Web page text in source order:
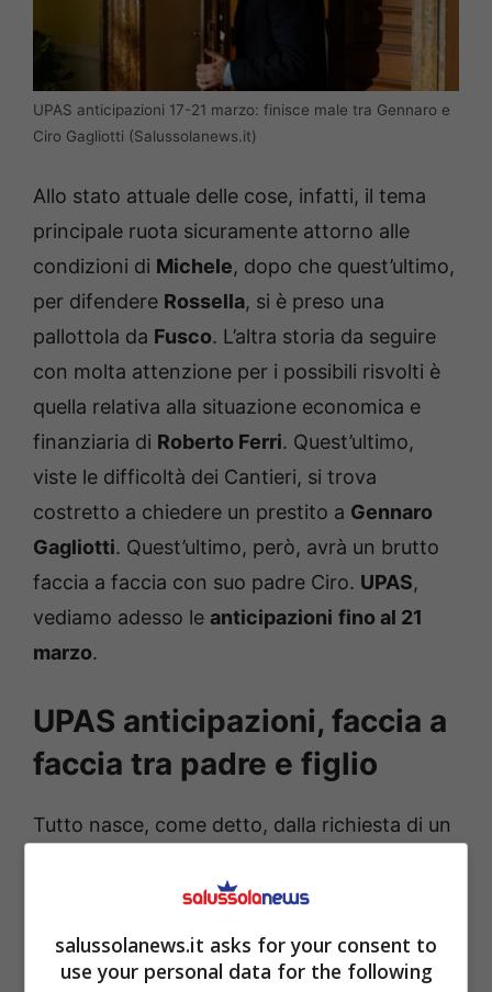
UPAS anticipazioni 17-21 marzo: finisce male tra Gennaro e
Ciro Gagliotti (Salussolanews.it)
Allo stato attuale delle cose, infatti, il tema
principale ruota sicuramente attorno alle
condizioni di Michele, dopo che quest’ultimo,
per difendere Rossella, si è preso una
pallottola da Fusco. L’altra storia da seguire
con molta attenzione per i possibili risvolti è
quella relativa alla situazione economica e
finanziaria di Roberto Ferri. Quest’ultimo,
viste le difficoltà dei Cantieri, si trova
costretto a chiedere un prestito a Gennaro
Gagliotti. Quest’ultimo, però, avrà un brutto
faccia a faccia con suo padre Ciro. UPAS,
vediamo adesso le anticipazioni fino al 21
marzo.
UPAS anticipazioni, faccia a
faccia tra padre e figlio
Tutto nasce, come detto, dalla richiesta di un
Gagliotti. Il padre di quest’ultimo, non
riprende il controllo dell’azienda in mano e
salussolanews.it asks for your consent to
use your personal data for the following